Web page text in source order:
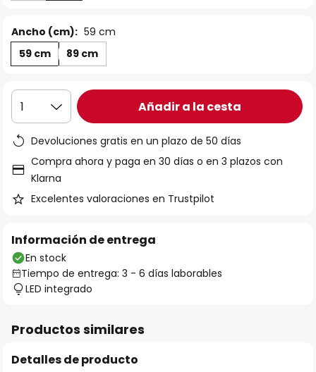
Ancho (cm): 59 cm
59 cm
89 cm
1 Añadir a la cesta
Devoluciones gratis en un plazo de 50 días
Compra ahora y paga en 30 días o en 3 plazos con
Klarna
Excelentes valoraciones en Trustpilot
Información de entrega
En stock
Tiempo de entrega: 3 - 6 días laborables
LED integrado
Productos similares
Detalles de producto